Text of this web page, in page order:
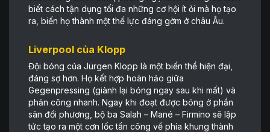
biết cách tận dụng tối đa những cơ hội ít ỏi mà họ tạo
ra, biến họ thành một thế lực đáng gờm ở châu Âu.
Liverpool của Klopp
Đội bóng của Jürgen Klopp là một biến thể hiện đại,
đáng sợ hơn. Họ kết hợp hoàn hảo giữa
Gegenpressing (giành lại bóng ngay sau khi mất) và
phản công nhanh. Ngay khi đoạt được bóng ở phần
sân đối phương, bộ ba Salah – Mané – Firmino sẽ lập
tức tạo ra một cơn lốc tấn công về phía khung thành